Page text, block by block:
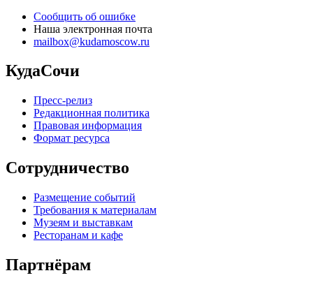
Сообщить об ошибке
Наша электронная почта
mailbox@kudamoscow.ru
КудаСочи
Пресс-релиз
Редакционная политика
Правовая информация
Формат ресурса
Сотрудничество
Размещение событий
Требования к материалам
Музеям и выставкам
Ресторанам и кафе
Партнёрам